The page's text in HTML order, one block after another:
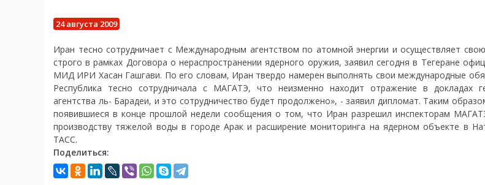
24 августа 2009
Иран тесно сотрудничает с Международным агентством по атомной энергии и осуществляет
строго в рамках Договора о нераспространении ядерного оружия, заявил сегодня в Тегеране
МИД ИРИ Хасан Гашгави. По его словам, Иран твердо намерен выполнять свои международные
Республика тесно сотрудничала с МАГАТЭ, что неизменно находит отражение в докладах
агентства ль- Барадеи, и это сотрудничество будет продолжено», - заявил дипломат. Таким
появившиеся в конце прошлой недели сообщения о том, что Иран разрешил инспекторам
производству тяжелой воды в городе Арак и расширение мониторинга на ядерном объекте в
ТАСС.
Поделиться: